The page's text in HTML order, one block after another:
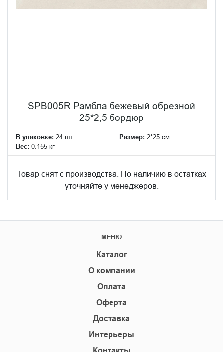
SPB005R Рамбла бежевый обрезной
25*2,5 бордюр
В упаковке: 24 шт Размер: 2*25 см
Вес: 0.155 кг
Товар снят с производства. По наличию в остатках
уточняйте у менеджеров.
МЕНЮ
Каталог
О компании
Оплата
Оферта
Доставка
Интерьеры